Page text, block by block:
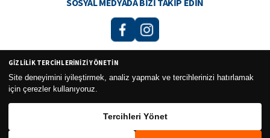
Curesel Turizm Ticaret Limited Şirketi 2026 ©
GIZLILIK TERCIHLERINIZI YÖNETIN
Site deneyimini iyileştirmek, analiz yapmak ve tercihlerinizi hatırlamak
için çerezler kullanıyoruz.
Tercihleri Yönet